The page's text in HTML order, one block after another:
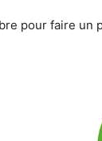
pour faire un